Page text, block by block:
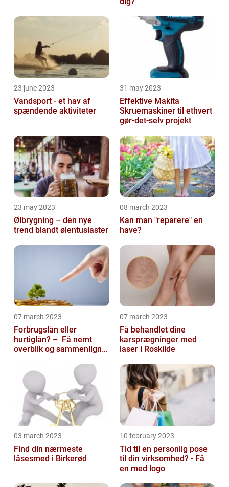
23 june 2023
Vandsport - et hav af
spændende aktiviteter
31 may 2023
Effektive Makita
Skruemaskiner til ethvert
gør-det-selv projekt
23 may 2023
Ølbrygning – den nye
trend blandt ølentusiaster
08 march 2023
Kan man "reparere" en
have?
07 march 2023
Forbrugslån eller
hurtiglån? – Få nemt
overblik og sammenlign
07 march 2023
Få behandlet dine
karsprægninger med
laser i Roskilde
03 march 2023
Find din nærmeste
låsesmed i Birkerød
10 february 2023
Tid til en personlig pose
til din virksomhed? - Få
en med logo